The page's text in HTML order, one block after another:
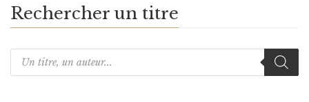
Rechercher un titre